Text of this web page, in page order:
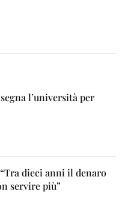
l’università per
dieci anni il denaro
servire più”